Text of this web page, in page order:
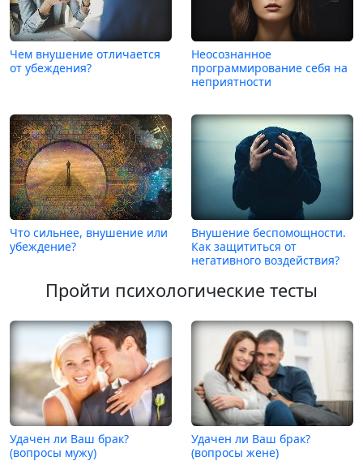
Чем внушение отличается
от убеждения?
Неосознанное
программирование себя на
неприятности
Что сильнее, внушение или
убеждение?
Внушение беспомощности.
Как защититься от
негативного воздействия?
Пройти психологические тесты
Удачен ли Ваш брак?
(вопросы мужу)
Удачен ли Ваш брак?
(вопросы жене)